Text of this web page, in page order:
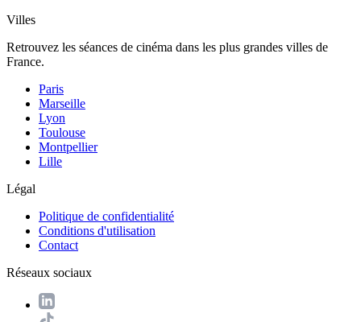
Villes
Retrouvez les séances de cinéma dans les plus grandes villes de
France.
Paris
Marseille
Lyon
Toulouse
Montpellier
Lille
Légal
Politique de confidentialité
Conditions d'utilisation
Contact
Réseaux sociaux